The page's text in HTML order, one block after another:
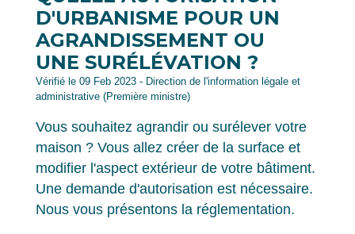
D'URBANISME POUR UN
AGRANDISSEMENT OU
UNE SURÉLÉVATION ?
Vérifié le 09 Feb 2023 - Direction de l'information légale et
administrative (Première ministre)
Vous souhaitez agrandir ou surélever votre
maison ? Vous allez créer de la surface et
modifier l'aspect extérieur de votre bâtiment.
Une demande d'autorisation est nécessaire.
Nous vous présentons la réglementation.